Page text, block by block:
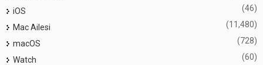
iOS (46)
Mac Ailesi (11,480)
macOS (728)
Watch (60)